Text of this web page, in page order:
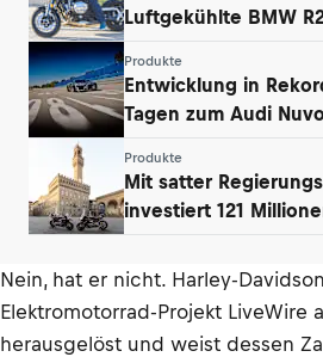
Luftgekühlte BMW
Produkte
Entwicklung in
Tagen zum Audi
Produkte
Mit satter
investiert 121
Nein, hat er nicht. Harley-
Elektromotorrad-Projekt LiveWire
herausgelöst und weist dessen